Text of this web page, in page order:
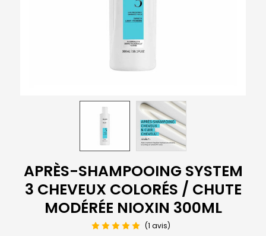
APRÈS-SHAMPOOING SYSTEM
3 CHEVEUX COLORÉS / CHUTE
MODÉRÉE NIOXIN 300ML
(1 avis)